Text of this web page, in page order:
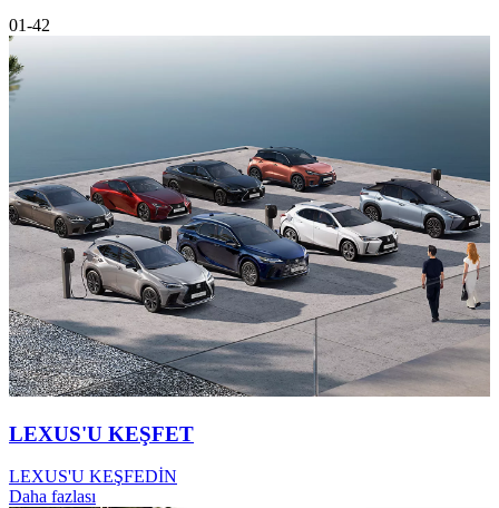
01-42
LEXUS'U KEŞFET
LEXUS'U KEŞFEDİN
Daha fazlası